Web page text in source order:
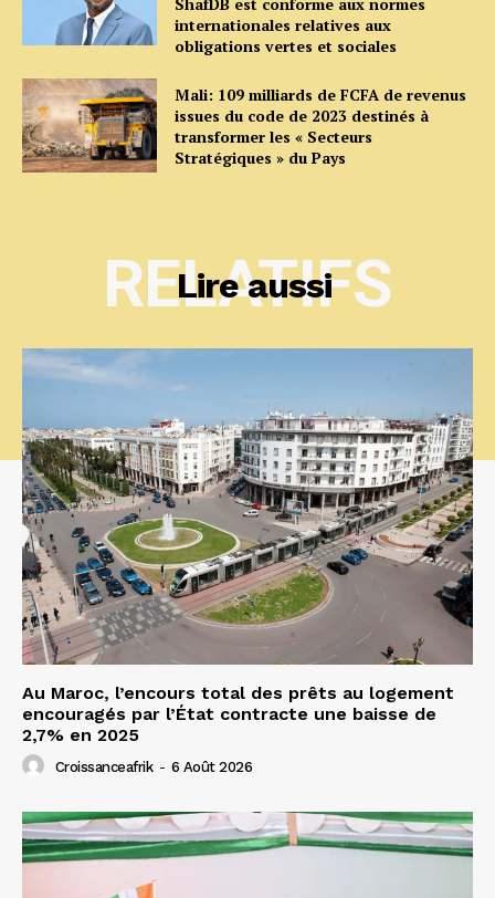
internationales relatives aux
obligations vertes et sociales
Mali: 109 milliards de FCFA de revenus
issues du code de 2023 destinés à
transformer les « Secteurs
Stratégiques » du Pays
Lire aussi
RELATIFS
Au Maroc, l’encours total des prêts au logement
encouragés par l’État contracte une baisse de
2,7% en 2025
Croissanceafrik - 6 Août 2026